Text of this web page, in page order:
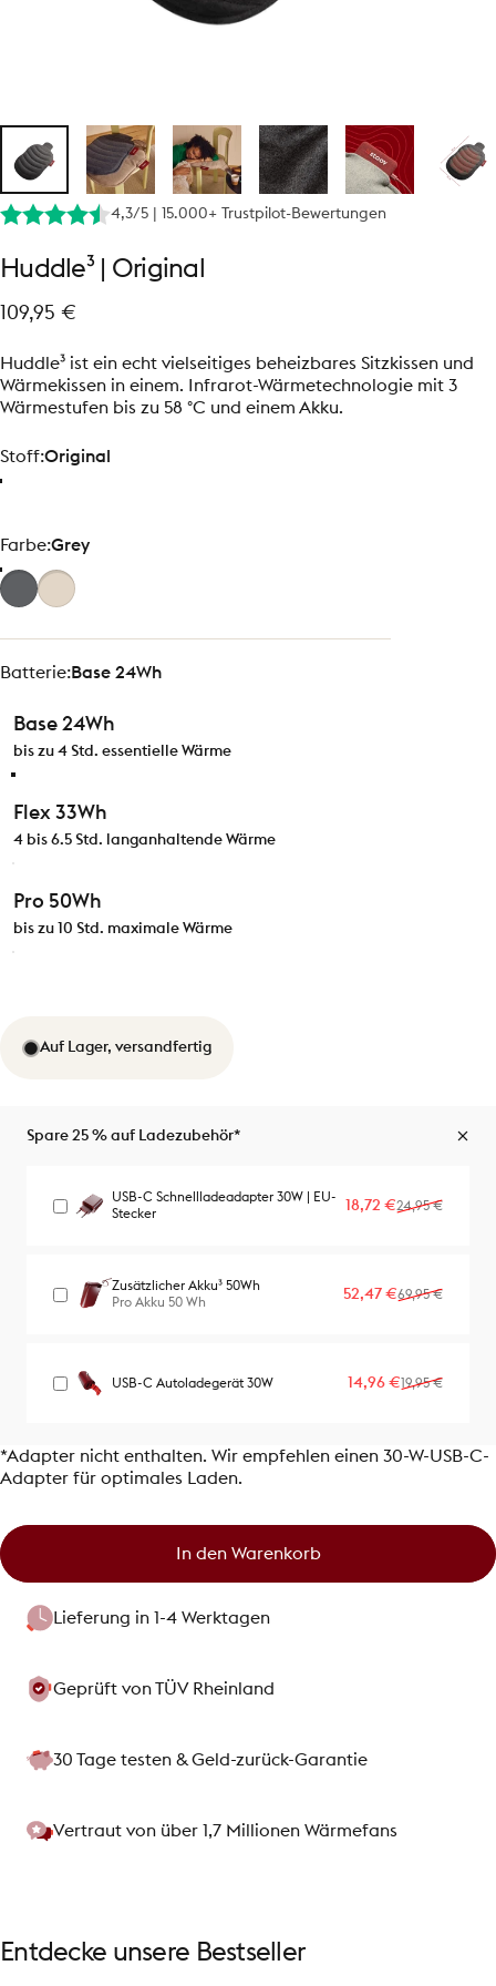
4,3/5 | 15.000+ Trustpilot-Bewertungen
Huddle³ Original
109,95 €
Huddle³ ist ein echt vielseitiges beheizbares Sitzkissen und
Wärmekissen in einem. Infrarot-Wärmetechnologie mit 3
Wärmestufen bis zu 58 °C und einem Akku.
Stoff
Stoff:Original
Farbe
Farbe:Grey
Batterie
Batterie:Base 24Wh
Base 24Wh
bis zu 4 Std. essentielle Wärme
Flex 33Wh
4 bis 6.5 Std. langanhaltende Wärme
Pro 50Wh
bis zu 10 Std. maximale Wärme
Auf Lager, versandfertig
Spare 25 % auf Ladezubehör*
USB-C Schnellladeadapter 30W | EU-
Stecker
Verkaufspreis
18,72 €
Normaler Preis
24,95 €
Zusätzlicher Akku³ 50Wh
Pro Akku 50 Wh
Verkaufspreis
52,47 €
Normaler Preis
69,95 €
USB-C Autoladegerät 30W Verkaufspreis
14,96 €
Normaler Preis
19,95 €
*Adapter nicht enthalten. Wir empfehlen einen 30-W-USB-C-
Adapter für optimales Laden.
In den Warenkorb
Lieferung in 1-4 Werktagen
Geprüft von TÜV Rheinland
30 Tage testen & Geld-zurück-Garantie
Vertraut von über 1,7 Millionen Wärmefans
Entdecke unsere Bestseller